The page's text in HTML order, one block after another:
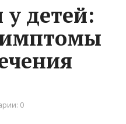
у детей:
0